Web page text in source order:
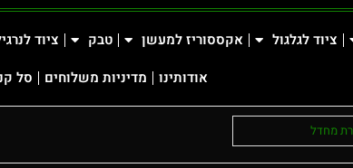
ציוד לגלגול אקססוריז למעשן טבק ציוד
אודותינו
מדיניות משלוחים סל
מחדל